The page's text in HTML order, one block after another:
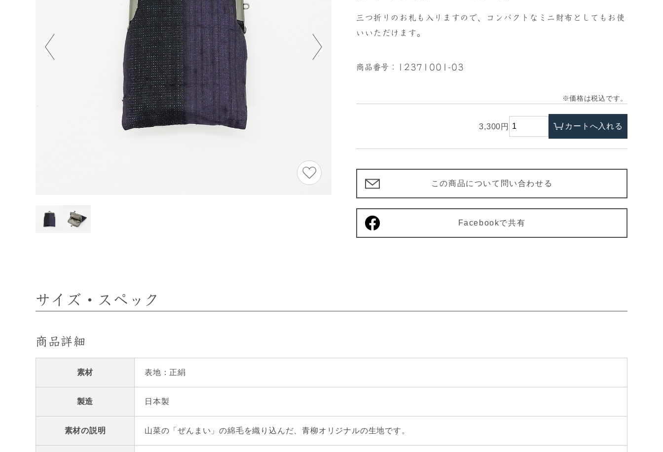
三つ折りのお札も入りますので、コンパクトなミニ財布としてもお使
いいただけます。
商品番号：12371001-03
※価格は税込です。
3,300円
この商品について問い合わせる
Facebookで共有
サイズ・スペック
商品詳細
素材 表地：正絹
製造 日本製
素材の説明 山菜の「ぜんまい」の綿毛を織り込んだ、青柳オリジナルの生地です。